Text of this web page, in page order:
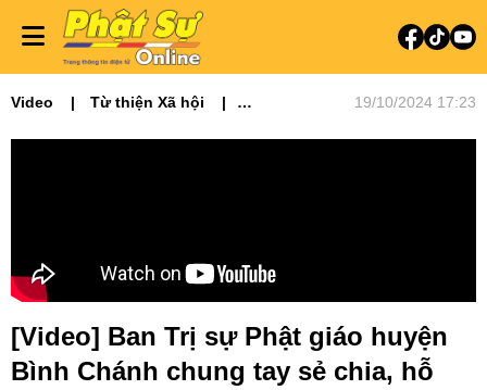
Video
Từ thiện Xã hội
19/10/2024 17:23
[Video] Ban Trị sự Phật giáo huyện
Bình Chánh chung tay sẻ chia, hỗ